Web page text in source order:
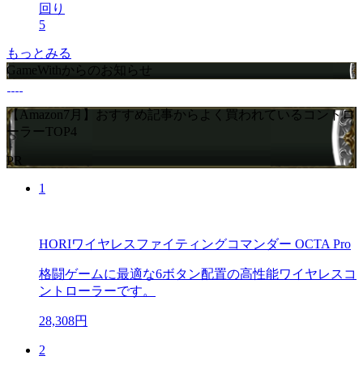
回り
5
もっとみる
GameWithからのお知らせ
【Amazon7月】おすすめ記事からよく買われているコントロ
ーラーTOP4
PR
1
HORIワイヤレスファイティングコマンダー OCTA Pro
格闘ゲームに最適な6ボタン配置の高性能ワイヤレスコ
ントローラーです。
28,308円
2